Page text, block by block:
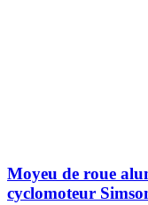
Moyeu de roue
cyclomoteur